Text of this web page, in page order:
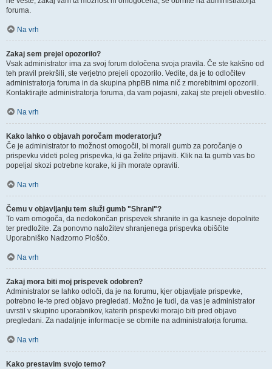
foruma.
Na vrh
Zakaj sem prejel opozorilo?
Vsak administrator ima za svoj forum določena svoja pravila. Če ste kakšno od
teh pravil prekršili, ste verjetno prejeli opozorilo. Vedite, da je to odločitev
administratorja foruma in da skupina phpBB nima nič z morebitnimi opozorili.
Kontaktirajte administratorja foruma, da vam pojasni, zakaj ste prejeli obvestilo.
Na vrh
Kako lahko o objavah poročam moderatorju?
Če je administrator to možnost omogočil, bi morali gumb za poročanje o
prispevku videti poleg prispevka, ki ga želite prijaviti. Klik na ta gumb vas bo
popeljal skozi potrebne korake, ki jih morate opraviti.
Na vrh
Čemu v objavljanju tem služi gumb "Shrani"?
To vam omogoča, da nedokončan prispevek shranite in ga kasneje dopolnite
ter predložite. Za ponovno naložitev shranjenega prispevka obiščite
Uporabniško Nadzorno Ploščo.
Na vrh
Zakaj mora biti moj prispevek odobren?
Administrator se lahko odloči, da je na forumu, kjer objavljate prispevke,
potrebno le-te pred objavo pregledati. Možno je tudi, da vas je administrator
uvrstil v skupino uporabnikov, katerih prispevki morajo biti pred objavo
pregledani. Za nadaljnje informacije se obrnite na administratorja foruma.
Na vrh
Kako prestavim svojo temo?